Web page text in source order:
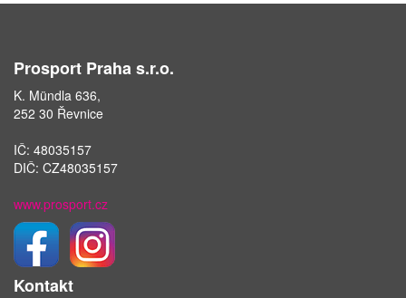
Prosport Praha s.r.o.
K. Mündla 636,
252 30 Řevnice
IČ: 48035157
DIČ: CZ48035157
www.prosport.cz
Kontakt